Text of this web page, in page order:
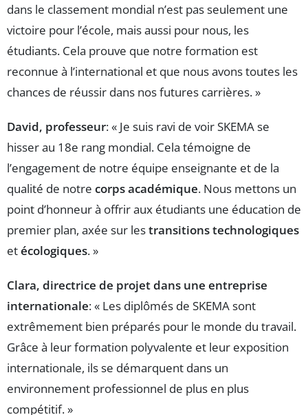
dans le classement mondial n’est pas seulement une
victoire pour l’école, mais aussi pour nous, les
étudiants. Cela prouve que notre formation est
reconnue à l’international et que nous avons toutes les
chances de réussir dans nos futures carrières. »
David, professeur: « Je suis ravi de voir SKEMA se
hisser au 18e rang mondial. Cela témoigne de
l’engagement de notre équipe enseignante et de la
qualité de notre corps académique. Nous mettons un
point d’honneur à offrir aux étudiants une éducation de
premier plan, axée sur lestransitions technologiques
etécologiques. »
Clara, directrice de projet dans une entreprise
internationale: « Les diplômés de SKEMA sont
extrêmement bien préparés pour le monde du travail.
Grâce à leur formation polyvalente et leur exposition
internationale, ils se démarquent dans un
environnement professionnel de plus en plus
compétitif. »